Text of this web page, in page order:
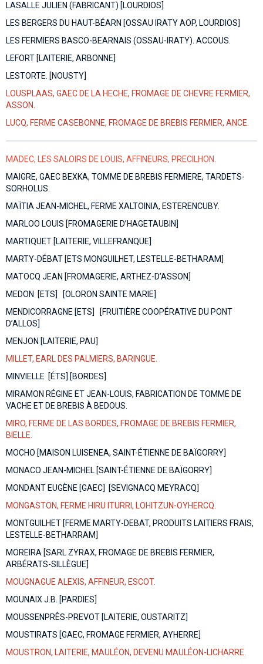
LASALLE JULIEN (FABRICANT) [LOURDIOS]
LES BERGERS DU HAUT-BÉARN [OSSAU IRATY AOP, LOURDIOS]
LES FERMIERS BASCO-BEARNAIS (OSSAU-IRATY). ACCOUS.
LEFORT [LAITERIE, ARBONNE]
LESTORTE. [NOUSTY]
LOUSPLAAS, GAEC DE LA HECHE, FROMAGE DE CHEVRE FERMIER,
ASSON.
LUCQ, FERME CASEBONNE, FROMAGE DE BREBIS FERMIER, ANCE.
MADEC, LES SALOIRS DE LOUIS, AFFINEURS, PRECILHON.
MAIGRE, GAEC BEXKA, TOMME DE BREBIS FERMIERE, TARDETS-
SORHOLUS.
MAÏTIA JEAN-MICHEL, FERME XALTOINIA, ESTERENCUBY.
MARLOO LOUIS [FROMAGERIE D’HAGETAUBIN]
MARTIQUET [LAITERIE, VILLEFRANQUE]
MARTY-DÉBAT [ETS MONGUILHET, LESTELLE-BETHARAM]
MATOCQ JEAN [FROMAGERIE, ARTHEZ-D’ASSON]
MEDON [ETS] [OLORON SAINTE MARIE]
MENDICORRAGNE [ETS] [FRUITIÈRE COOPÉRATIVE DU PONT
D’ALLOS]
MENJON [LAITERIE, PAU]
MILLET, EARL DES PALMIERS, BARINGUE.
MINVIELLE [ÉTS] [BORDES]
MIRAMON RÉGINE ET JEAN-LOUIS, FABRICATION DE TOMME DE
VACHE ET DE BREBIS À BEDOUS.
MIRO, FERME DE LAS BORDES, FROMAGE DE BREBIS FERMIER,
BIELLE.
MOCHO [MAISON LUISENEA, SAINT-ÉTIENNE DE BAÏGORRY]
MONACO JEAN-MICHEL [SAINT-ÉTIENNE DE BAÏGORRY]
MONDANT EUGÈNE [GAEC] [SEVIGNACQ MEYRACQ]
MONGASTON, FERME HIRU ITURRI, LOHITZUN-OYHERCQ.
MONTGUILHET [FERME MARTY-DEBAT, PRODUITS LAITIERS FRAIS,
LESTELLE-BETHARRAM]
MOREIRA [SARL ZYRAX, FROMAGE DE BREBIS FERMIER,
ARBÉRATS-SILLÈGUE]
MOUGNAGUE ALEXIS, AFFINEUR, ESCOT.
MOUNAIX J.B. [PARDIES]
MOUSSENPRÊS-PREVOT [LAITERIE, OUSTARITZ]
MOUSTIRATS [GAEC, FROMAGE FERMIER, AYHERRE]
MOUSTRON, LAITERIE, MAULÉON, DEVENU MAULÉON-LICHARRE.